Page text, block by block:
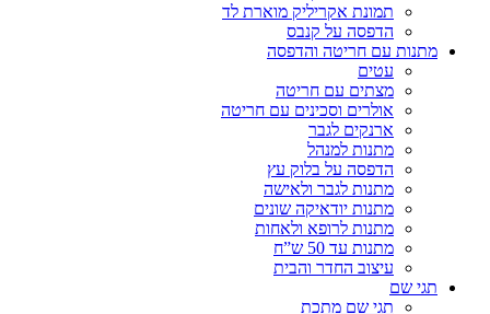
תמונת אקריליק מוארת לד
הדפסה על קנבס
מתנות עם חריטה והדפסה
עטים
מצתים עם חריטה
אולרים וסכינים עם חריטה
ארנקים לגבר
מתנות למנהל
הדפסה על בלוק עץ
מתנות לגבר ולאישה
מתנות יודאיקה שונים
מתנות לרופא ולאחות
מתנות עד 50 ש”ח
עיצוב החדר והבית
תגי שם
תגי שם מתכת